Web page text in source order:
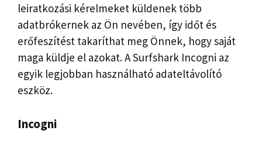
leiratkozási kérelmeket küldenek több
adatbrókernek az Ön nevében, így időt és
erőfeszítést takaríthat meg Önnek, hogy saját
maga küldje el azokat. A Surfshark Incogni az
egyik legjobban használható adateltávolító
eszköz.
Incogni